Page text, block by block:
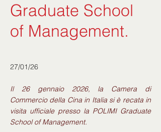
Graduate School
of Management.
27/01/26
Il 26 gennaio 2026, la Camera di
Commercio della Cina in Italia si è recata in
visita ufficiale presso la POLIMI Graduate
School of Management.